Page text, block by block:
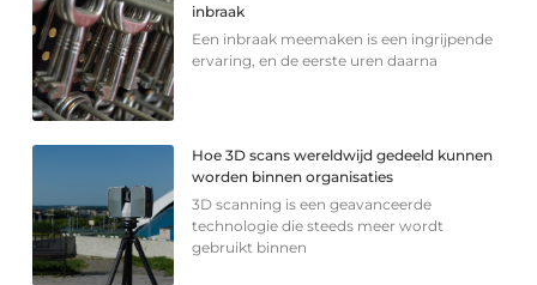
inbraak
Een inbraak meemaken is een ingrijpende
ervaring, en de eerste uren daarna
Hoe 3D scans wereldwijd gedeeld kunnen
worden binnen organisaties
3D scanning is een geavanceerde
technologie die steeds meer wordt
gebruikt binnen